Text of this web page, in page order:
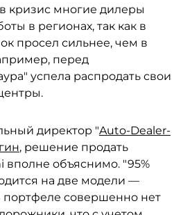
в кризис многие дилеры
в регионах, так как в
просел сильнее, чем в
перед
успела распродать свои
директор "Auto-Dealer-
, решение продать
вполне объяснимо. "95%
на две модели —
портфеле совершенно нет